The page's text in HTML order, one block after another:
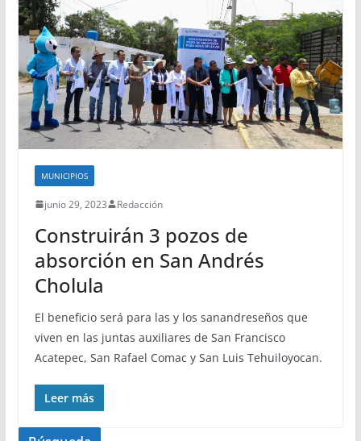
MUNICIPIOS
junio 29, 2023 Redacción
Construirán 3 pozos de
absorción en San Andrés
Cholula
El beneficio será para las y los sanandreseños que
viven en las juntas auxiliares de San Francisco
Acatepec, San Rafael Comac y San Luis Tehuiloyocan.
Leer más